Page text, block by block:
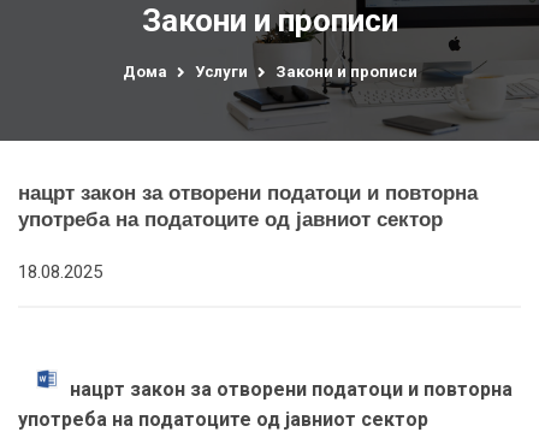
Закони и прописи
Дома Услуги Закони и прописи
нацрт закон за отворени податоци и повторна
употреба на податоците од јавниот сектор
18.08.2025
нацрт закон за отворени податоци и повторна
употреба на податоците од јавниот сектор